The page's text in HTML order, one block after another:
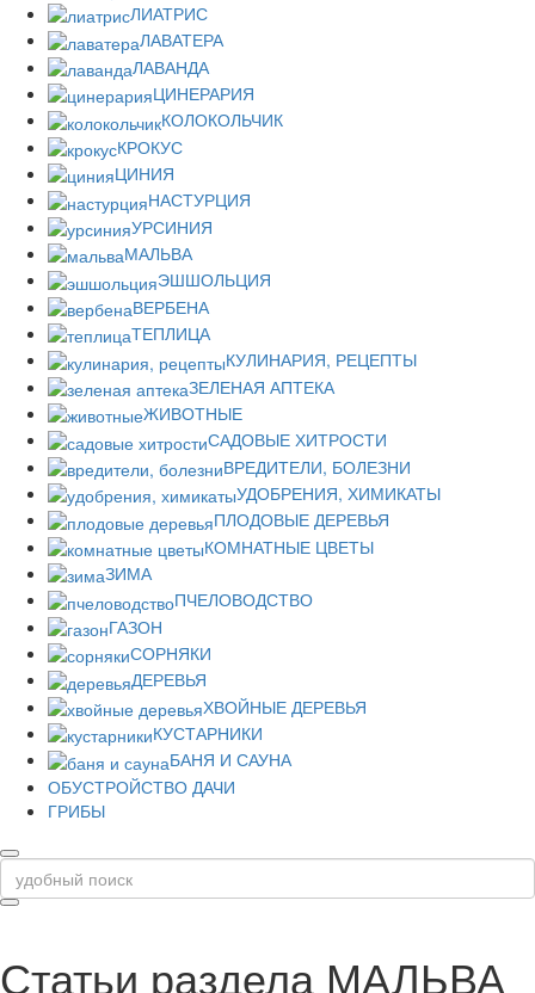
ЛИАТРИС
ЛАВАТЕРА
ЛАВАНДА
ЦИНЕРАРИЯ
КОЛОКОЛЬЧИК
КРОКУС
ЦИНИЯ
НАСТУРЦИЯ
УРСИНИЯ
МАЛЬВА
ЭШШОЛЬЦИЯ
ВЕРБЕНА
ТЕПЛИЦА
КУЛИНАРИЯ, РЕЦЕПТЫ
ЗЕЛЕНАЯ АПТЕКА
ЖИВОТНЫЕ
САДОВЫЕ ХИТРОСТИ
ВРЕДИТЕЛИ, БОЛЕЗНИ
УДОБРЕНИЯ, ХИМИКАТЫ
ПЛОДОВЫЕ ДЕРЕВЬЯ
КОМНАТНЫЕ ЦВЕТЫ
ЗИМА
ПЧЕЛОВОДСТВО
ГАЗОН
СОРНЯКИ
ДЕРЕВЬЯ
ХВОЙНЫЕ ДЕРЕВЬЯ
КУСТАРНИКИ
БАНЯ И САУНА
ОБУСТРОЙСТВО ДАЧИ
ГРИБЫ
Статьи раздела МАЛЬВА